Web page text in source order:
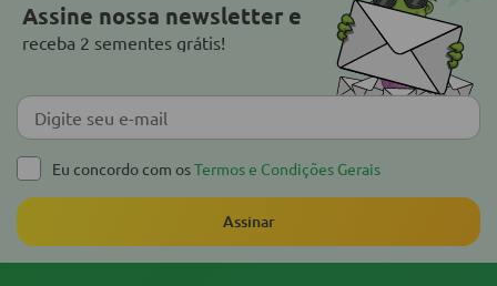
Assine nossa newsletter e
receba 2 sementes grátis!
Eu concordo com osTermos e Condições Gerais
Assinar